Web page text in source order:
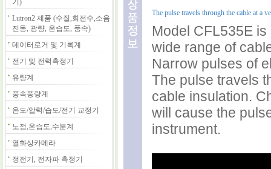
기)
Lutron2 제품 (수질,회전수,소음
진동, 광량, 온습도, 풍속)
데이터로거 및 기록계
전기 및 전력측정기
유량계
풍속풍량계
온도/압력/습도/전기 교정기
노점,온습도,수분계
열화상카메라
정전기, 전자파 측정기
The pulse travels through the cable at a
Model CFL535E
wide range of
Narrow pulses of
The pulse travels
cable insulation.
will cause the
instrument.